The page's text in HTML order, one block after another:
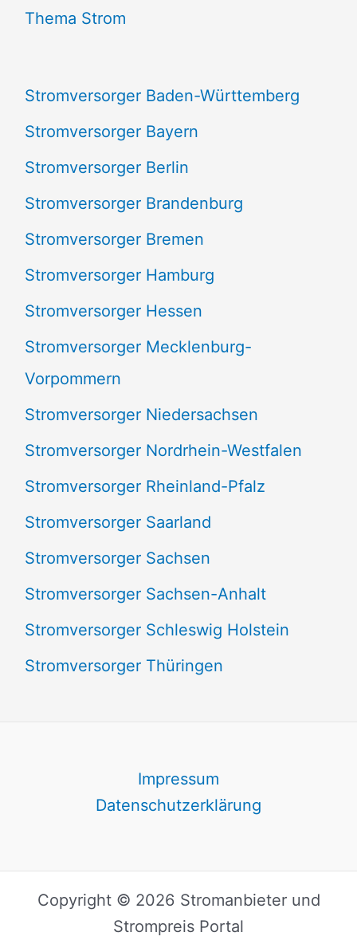
n
h
:
Thema Strom
Stromversorger Baden-Württemberg
Stromversorger Bayern
Stromversorger Berlin
Stromversorger Brandenburg
Stromversorger Bremen
Stromversorger Hamburg
Stromversorger Hessen
Stromversorger Mecklenburg-
Vorpommern
Stromversorger Niedersachsen
Stromversorger Nordrhein-Westfalen
Stromversorger Rheinland-Pfalz
Stromversorger Saarland
Stromversorger Sachsen
Stromversorger Sachsen-Anhalt
Stromversorger Schleswig Holstein
Stromversorger Thüringen
Impressum
Datenschutzerklärung
Copyright © 2026 Stromanbieter und
Strompreis Portal